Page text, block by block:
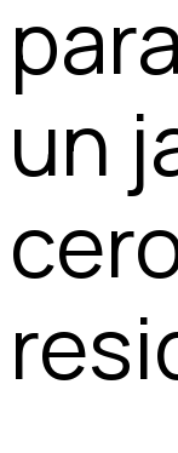
un